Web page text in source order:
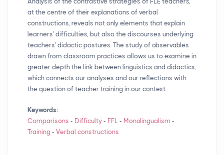
at the centre of their explanations of verbal
constructions, reveals not only elements that explain
learners’ difficulties, but also the discourses underlying
teachers’ didactic postures. The study of observables
drawn from classroom practices allows us to examine in
greater depth the link between linguistics and didactics,
which connects our analyses and our reflections with
the question of teacher training in our context.
Keywords:
Comparisons - Difficulty - FFL - Monolingualism -
Training - Verbal constructions